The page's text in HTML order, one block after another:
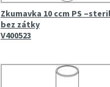
Zkumavka 10 ccm PS
bez zátky
V400523